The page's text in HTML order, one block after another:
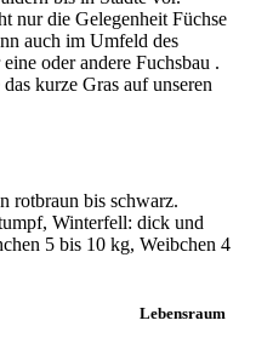
nur die Gelegenheit Füchse
auch im Umfeld des
oder andere Fuchsbau .
kurze Gras auf unseren
rotbraun bis schwarz.
Winterfell: dick und
5 bis 10 kg, Weibchen 4
Lebensraum